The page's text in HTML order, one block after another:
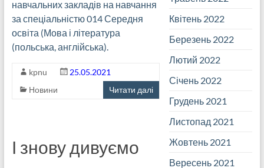
навчальних закладів на навчання
за спеціальністю 014 Середня
освіта (Мова і література
(польська, англійська).
kpnu
25.05.2021
Новини
Читати далі
І знову дивуємо
Квітень 2022
Березень 2022
Лютий 2022
Січень 2022
Грудень 2021
Листопад 2021
Жовтень 2021
Вересень 2021